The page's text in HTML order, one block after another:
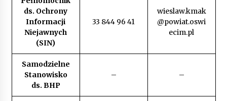
ds. Ochrony
Informacji
Niejawnych
(SIN)
33 844 96 41
wieslaw.kmak
@powiat.oswi
ecim.pl
Samodzielne
Stanowisko
ds. BHP
– –